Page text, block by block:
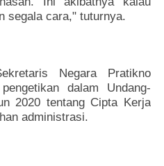
segala cara," tuturnya.
Negara Pratikno
dalam Undang-
2020 tentang Cipta Kerja
administrasi.